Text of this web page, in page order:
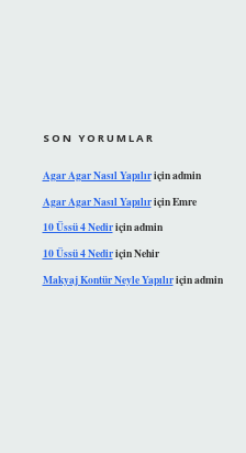
SON YORUMLAR
Agar Agar Nasıl Yapılıriçinadmin
Agar Agar Nasıl YapılıriçinEmre
10 Üssü 4 Nediriçinadmin
10 Üssü 4 NediriçinNehir
Makyaj Kontür Neyle Yapılıriçinadmin